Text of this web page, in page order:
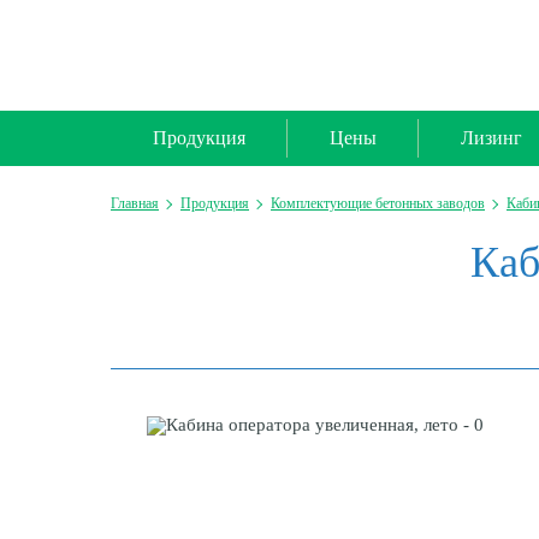
Продукция Цены Лизинг
Главная Продукция Комплектующие бетонных заводов